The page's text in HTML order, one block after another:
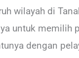
wilayah di
untuk memilih
dengan